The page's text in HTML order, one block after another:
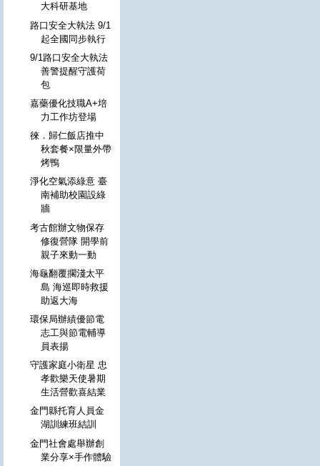
大科研基地
路口安全大執法 9/1
起全國同步執行
9/1路口安全大執法
善警提醒守護荷
包
嘉藥優化技職A+培
力工作坊登場
徠．歸仁飯店推中
秋套餐×限量外帶
烤鴨
淨化空氣添綠意 臺
南補助校園設綠
牆
考古館辦文物保存
修復營隊 開學前
親子來動一動
海龜翻覆擱淺太平
島 海巡即時救援
助返大海
環保局辦績優節電
志工與節電輔導
員表揚
守護家庭小衛星 忠
孝歡樂天使暑期
生活營歡喜結業
金門縣托育人員金
湖訓練班結訓
金門社會處舉辦創
業分享×手作體驗